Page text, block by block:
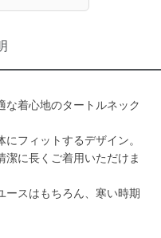
な着心地のタートルネック
フィットするデザイン。
に長くご着用いただけま
ースはもちろん、寒い時期